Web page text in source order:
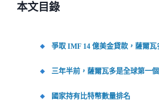
本文目錄
爭取 IMF 14 億美金貸款，薩爾
三年半前，薩爾瓦多是全球第一
國家持有比特幣數量排名